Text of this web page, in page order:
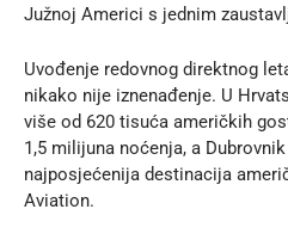
Južnoj Americi s jednim
Uvođenje redovnog direktnog
nikako nije iznenađenje. U
više od 620 tisuća američkih
1,5 milijuna noćenja, a
najposjećenija destinacija
Aviation.